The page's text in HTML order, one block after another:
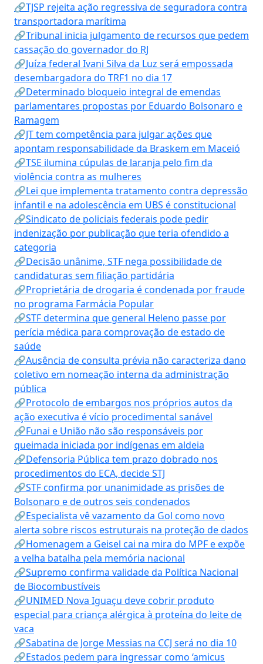
🔗TJSP rejeita ação regressiva de seguradora contra
transportadora marítima
🔗Tribunal inicia julgamento de recursos que pedem
cassação do governador do RJ
🔗Juíza federal Ivani Silva da Luz será empossada
desembargadora do TRF1 no dia 17
🔗Determinado bloqueio integral de emendas
parlamentares propostas por Eduardo Bolsonaro e
Ramagem
🔗JT tem competência para julgar ações que
apontam responsabilidade da Braskem em Maceió
🔗TSE ilumina cúpulas de laranja pelo fim da
violência contra as mulheres
🔗Lei que implementa tratamento contra depressão
infantil e na adolescência em UBS é constitucional
🔗Sindicato de policiais federais pode pedir
indenização por publicação que teria ofendido a
categoria
🔗Decisão unânime, STF nega possibilidade de
candidaturas sem filiação partidária
🔗Proprietária de drogaria é condenada por fraude
no programa Farmácia Popular
🔗STF determina que general Heleno passe por
perícia médica para comprovação de estado de
saúde
🔗Ausência de consulta prévia não caracteriza dano
coletivo em nomeação interna da administração
pública
🔗Protocolo de embargos nos próprios autos da
ação executiva é vício procedimental sanável
🔗Funai e União não são responsáveis por
queimada iniciada por indígenas em aldeia
🔗Defensoria Pública tem prazo dobrado nos
procedimentos do ECA, decide STJ
🔗STF confirma por unanimidade as prisões de
Bolsonaro e de outros seis condenados
🔗Especialista vê vazamento da Gol como novo
alerta sobre riscos estruturais na proteção de dados
🔗Homenagem a Geisel cai na mira do MPF e expõe
a velha batalha pela memória nacional
🔗Supremo confirma validade da Política Nacional
de Biocombustíveis
🔗UNIMED Nova Iguaçu deve cobrir produto
especial para criança alérgica à proteína do leite de
vaca
🔗Sabatina de Jorge Messias na CCJ será no dia 10
🔗Estados pedem para ingressar como ‘amicus